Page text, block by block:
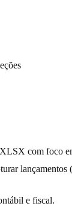
com foco
e fiscal.